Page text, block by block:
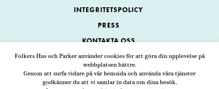
Folkets Hus och Parker använder cookies för att göra din upplevelse på
webbplatsen bättre.
Genom att surfa vidare på vår hemsida och använda våra tjänster
godkänner du att vi samlar in data om dina besök.
INTEGRITETSPOLICY
PRESS
KONTAKTA OSS
Folkets Hus och Parker
ADRESS Swedenborgsgatan 1